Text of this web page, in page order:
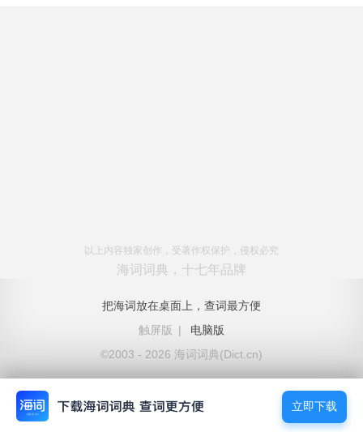
以上内容独家创作，受著作权保护，侵权必究
海词词典，十七年品牌
把海词放在桌面上，查词最方便
触屏版
|
电脑版
©2003 - 2026 海词词典(Dict.cn)
立即下载
立即下载